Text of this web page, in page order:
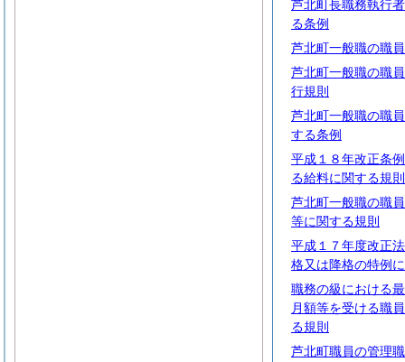
芦北町長職務執行
る条例
芦北町一般職の職
芦北町一般職の職
行規則
芦北町一般職の職
する条例
平成１８年改正条
る給料に関する規則
芦北町一般職の職
等に関する規則
平成１７年度改正
格又は降格の特例
職務の級における
月額等を受ける職
る規則
芦北町職員の管理